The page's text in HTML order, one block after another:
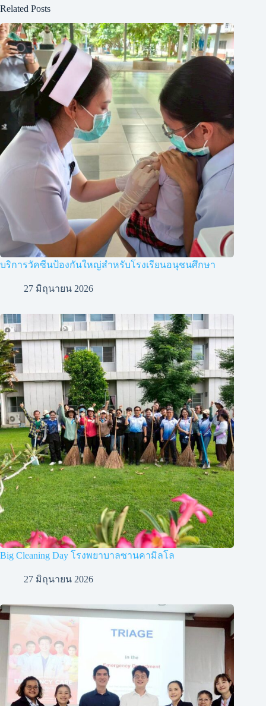
Related Posts
บริการวัคซีนป้องกันใหญ่สำหรับโรงเรียนอนุชนศึกษา
27 มิถุนายน 2026
Big Cleaning Day โรงพยาบาลซานคามิลโล
27 มิถุนายน 2026